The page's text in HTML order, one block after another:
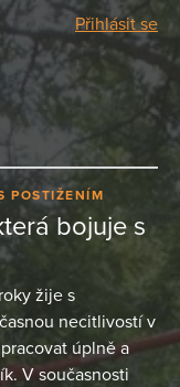
Přihlásit se
POSTIŽENÍM
bojuje s
žije s
necitlivostí v
úplně a
V současnosti